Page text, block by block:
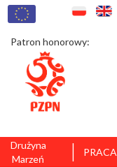
Patron honorowy:
Drużyna
Marzeń
PRACA
|